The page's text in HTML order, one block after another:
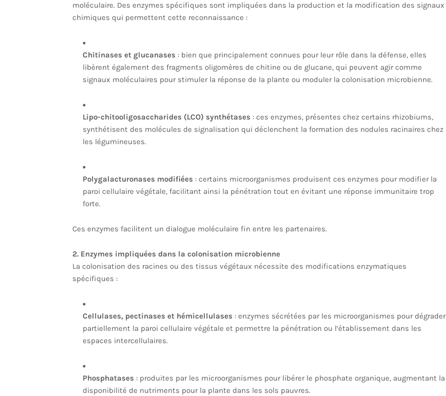
moléculaire. Des enzymes spécifiques sont impliquées dans la production et la modification des signaux
chimiques qui permettent cette reconnaissance :
Chitinases et glucanases : bien que principalement connues pour leur rôle dans la défense, elles
libèrent également des fragments oligomères de chitine ou de glucane, qui peuvent agir comme
signaux moléculaires pour stimuler la réponse de la plante ou moduler la colonisation microbienne.
Lipo-chitooligosaccharides (LCO) synthétases : ces enzymes, présentes chez certains rhizobiums,
synthétisent des molécules de signalisation qui déclenchent la formation des nodules racinaires chez
les légumineuses.
Polygalacturonases modifiées : certains microorganismes produisent ces enzymes pour modifier la
paroi cellulaire végétale, facilitant ainsi la pénétration tout en évitant une réponse immunitaire trop
forte.
Ces enzymes facilitent un dialogue moléculaire fin entre les partenaires.
2. Enzymes impliquées dans la colonisation microbienne
La colonisation des racines ou des tissus végétaux nécessite des modifications enzymatiques
spécifiques :
Cellulases, pectinases et hémicellulases : enzymes sécrétées par les microorganismes pour dégrader
partiellement la paroi cellulaire végétale et permettre la pénétration ou l’établissement dans les
espaces intercellulaires.
Phosphatases : produites par les microorganismes pour libérer le phosphate organique, augmentant la
disponibilité de nutriments pour la plante dans les sols pauvres.